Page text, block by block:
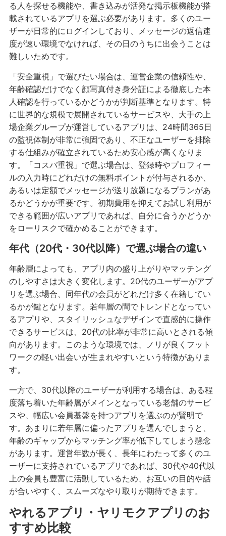
る人を探せる機能や、書き込みが活発な掲示板機能が搭
載されているアプリを選ぶ必要があります。多くのユー
ザーが日常的にログインしており、メッセージの返信速
度が速い環境でなければ、その日のうちに出会うことは
難しいためです。
「安全重視」で選びたい場合は、運営企業の信頼性や、
年齢確認だけでなく顔写真付き身分証による徹底した本
人確認を行っているかどうかが判断基準となります。特
に世界的な規模で展開されているサービスや、大手の上
場企業グループが運営しているアプリは、24時間365日
の監視体制が非常に強固であり、不正なユーザーを排除
する仕組みが確立されているため安心感が高くなりま
す。「コスパ重視」で選ぶ場合は、登録時やプロフィー
ルの入力時にどれだけの無料ポイントが付与されるか、
あるいは定額でメッセージが送り放題になるプランがあ
るかどうかが重要です。初期費用を抑えてお試し利用が
できる範囲が広いアプリであれば、自分に合うかどうか
をローリスクで確かめることができます。
年代（20代・30代以降）で選ぶ場合の違い
年齢層によっても、アプリ内の盛り上がりやマッチング
のしやすさは大きく変化します。20代のユーザーがアプ
リを選ぶ場合、同年代の会員がどれだけ多く在籍してい
るかが鍵となります。若年層の間でトレンドとなってい
るアプリや、スタイリッシュなデザインで直感的に操作
できるサービスは、20代の比率が非常に高いとされる傾
向があります。このような環境では、ノリが良くフット
ワークの軽い出会いが生まれやすいという特徴がありま
す。
一方で、30代以降のユーザーが利用する場合は、ある程
度落ち着いた年齢層がメインとなっている老舗のサービ
スや、幅広い会員基盤を持つアプリを選ぶのが賢明で
す。あまりに若年層に偏ったアプリを選んでしまうと、
年齢のギャップからマッチング率が低下してしまう懸念
があります。運営年数が長く、長年にわたって多くのユ
ーザーに支持されているアプリであれば、30代や40代以
上の会員も豊富に活動しているため、お互いの目的や話
が合いやすく、スムーズなやり取りが期待できます。
やれるアプリ・ヤリモクアプリのお
すすめ比較